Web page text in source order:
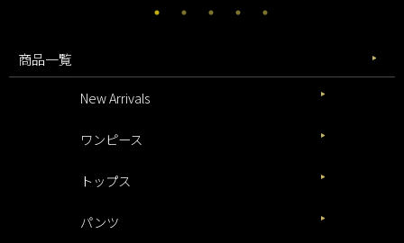
商品一覧
New Arrivals
ワンピース
トップス
パンツ